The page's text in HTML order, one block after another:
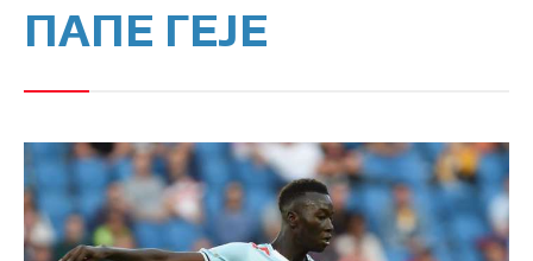
ПАПЕ ГЕЈЕ